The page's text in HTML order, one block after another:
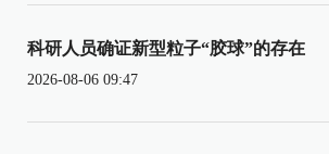
科研人员确证新型粒子“胶球”的存在
2026-08-06 09:47